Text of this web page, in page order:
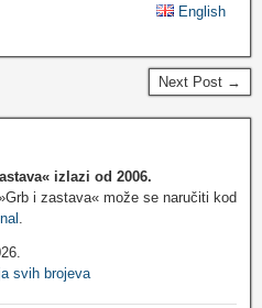
English
Next Post →
izlazi od 2006.
i zastava« može se naručiti kod
svih brojeva